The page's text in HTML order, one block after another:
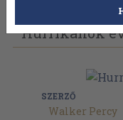
Vissza az előző
Hurrikánok
SZERZŐ
Walker Percy